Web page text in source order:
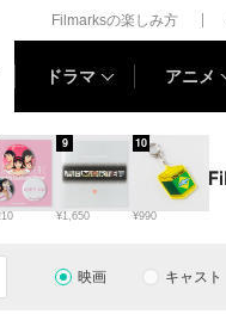
Filmarksの楽しみ方
ドラマ アニメ
¥1,650
9
¥990
10
映画 キャスト